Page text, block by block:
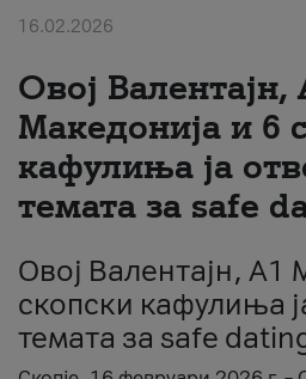
#ПодобарОнлајн
16.02.2026
Овој Валентајн,
Македонија и 6
кафулиња ја
темата за safe
Овој Валентајн, A1
скопски кафулиња
темата за safe